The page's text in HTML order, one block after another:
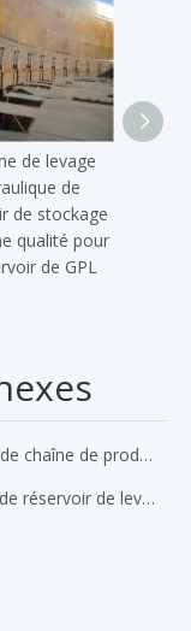
de levage
de
de stockage
qualité pour
de GPL
Solution de chaîne de production de structure métallique
Schéma de réservoir de levage inversé par palan électrique